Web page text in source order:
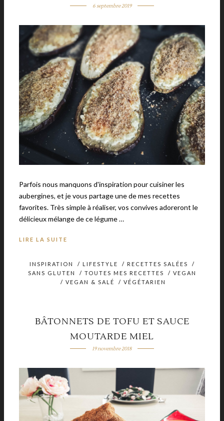
6 septembre 2019
Parfois nous manquons d'inspiration pour cuisiner les
aubergines, et je vous partage une de mes recettes
favorites. Très simple à réaliser, vos convives adoreront le
délicieux mélange de ce légume …
LIRE LA SUITE
INSPIRATION / LIFESTYLE / RECETTES SALÉES
/
SANS GLUTEN
/ TOUTES MES RECETTES / VEGAN
/ VEGAN & SALÉ / VÉGÉTARIEN
BÂTONNETS DE TOFU ET SAUCE
MOUTARDE MIEL
19 novembre 2018